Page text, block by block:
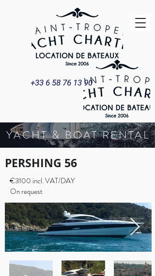
+33 6 58 76 13 90
YACHT & BOAT RENTAL
PERSHING 56
€3100 incl. VAT/DAY
On request